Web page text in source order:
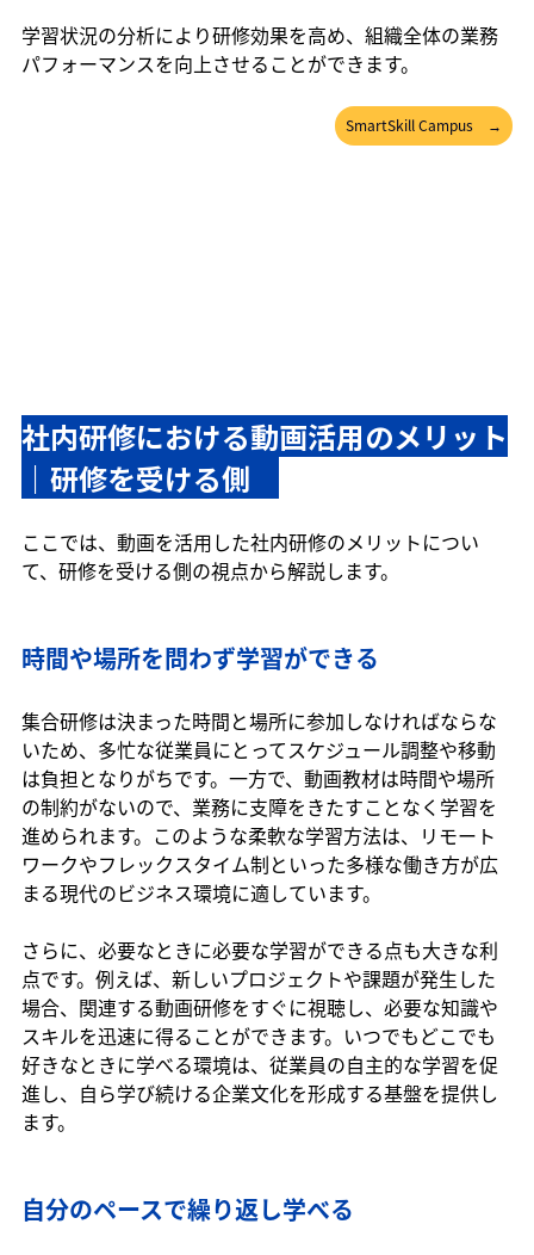
学習状況の分析により研修効果を高め、組織全体の業務
パフォーマンスを向上させることができます。
SmartSkill Campus →
社内研修における動画活用のメリット
｜研修を受ける側
ここでは、動画を活用した社内研修のメリットについ
て、研修を受ける側の視点から解説します。
時間や場所を問わず学習ができる
集合研修は決まった時間と場所に参加しなければならな
いため、多忙な従業員にとってスケジュール調整や移動
は負担となりがちです。一方で、動画教材は時間や場所
の制約がないので、業務に支障をきたすことなく学習を
進められます。このような柔軟な学習方法は、リモート
ワークやフレックスタイム制といった多様な働き方が広
まる現代のビジネス環境に適しています。
さらに、必要なときに必要な学習ができる点も大きな利
点です。例えば、新しいプロジェクトや課題が発生した
場合、関連する動画研修をすぐに視聴し、必要な知識や
スキルを迅速に得ることができます。いつでもどこでも
好きなときに学べる環境は、従業員の自主的な学習を促
進し、自ら学び続ける企業文化を形成する基盤を提供し
ます。
自分のペースで繰り返し学べる